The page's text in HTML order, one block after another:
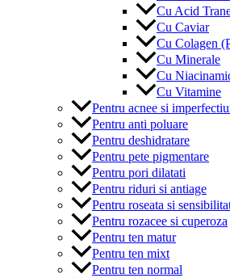
Cu Acid
Cu Caviar
Cu Colagen
Cu Minerale
Cu
Cu Vitamine
Pentru acnee si
Pentru anti poluare
Pentru deshidratare
Pentru pete pigmentare
Pentru pori dilatati
Pentru riduri si antiage
Pentru roseata si
Pentru rozacee si cuperoza
Pentru ten matur
Pentru ten mixt
Pentru ten normal